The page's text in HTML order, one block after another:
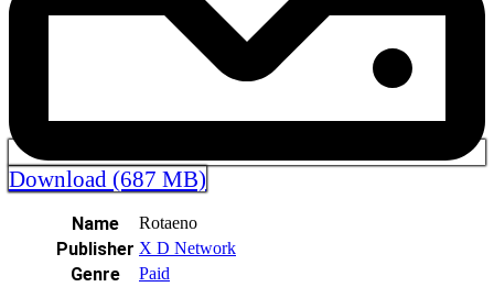
Download (687 MB)
Name Rotaeno
Publisher X D Network
Genre Paid